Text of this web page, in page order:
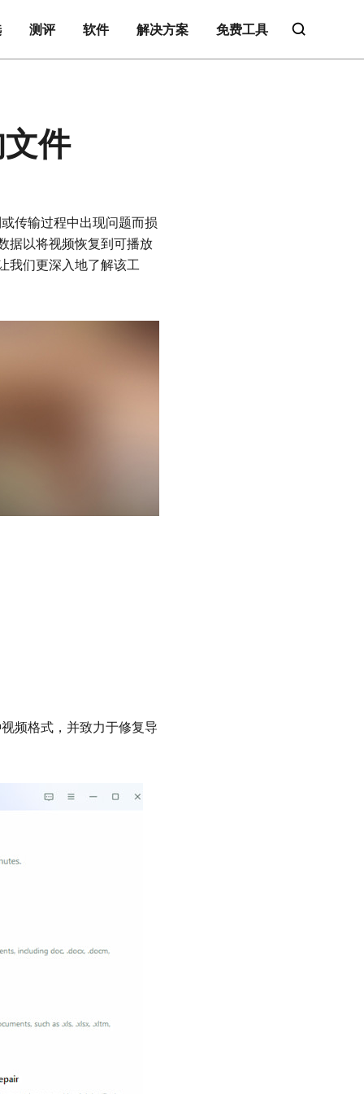
测评 软件 解决方案 免费工具
件
传输过程中出现问题而损
据以将视频恢复到可播放
我们更深入地了解该工
频格式，并致力于修复导